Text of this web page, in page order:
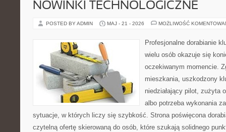
NOWINKI TECHNOLOGICZNE
POSTED BY ADMIN MAJ - 21 - 2026 MOŻLIWOŚĆ
Profesjonalne dorabianie
wielu osób okazuje się
oczekiwanym momencie.
mieszkania, uszkodzony
niedziałający pilot, zużyta
albo potrzeba wykonania
sytuacje, w których liczy się szybkość. Strona poświęcona
czytelną ofertę skierowaną do osób, które szukają solidnego